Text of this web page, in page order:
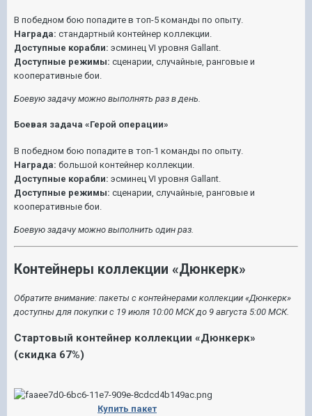
В победном бою попадите в топ-5 команды по опыту.
Награда: стандартный контейнер коллекции.
Доступные корабли: эсминец VI уровня Gallant.
Доступные режимы: сценарии, случайные, ранговые и
кооперативные бои.
Боевую задачу можно выполнять раз в день.
Боевая задача «Герой операции»
В победном бою попадите в топ-1 команды по опыту.
Награда: большой контейнер коллекции.
Доступные корабли: эсминец VI уровня Gallant.
Доступные режимы: сценарии, случайные, ранговые и
кооперативные бои.
Боевую задачу можно выполнить один раз.
Контейнеры коллекции «Дюнкерк»
Обратите внимание: пакеты с контейнерами коллекции «Дюнкерк»
доступны для покупки с 19 июля 10:00 МСК до 9 августа 5:00 МСК.
Стартовый контейнер коллекции «Дюнкерк»
(скидка 67%)
Купить пакет